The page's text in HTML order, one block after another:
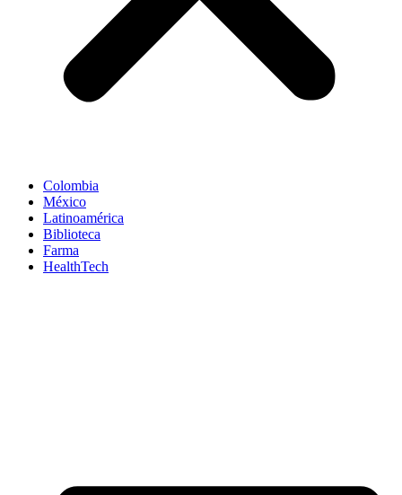
Colombia
México
Latinoamérica
Biblioteca
Farma
HealthTech